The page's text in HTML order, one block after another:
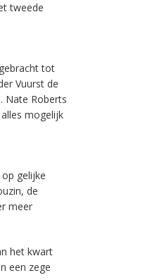
tweede
tot
Vuurst de
Nate Roberts
mogelijk
gelijke
de
meer
het kwart
een zege